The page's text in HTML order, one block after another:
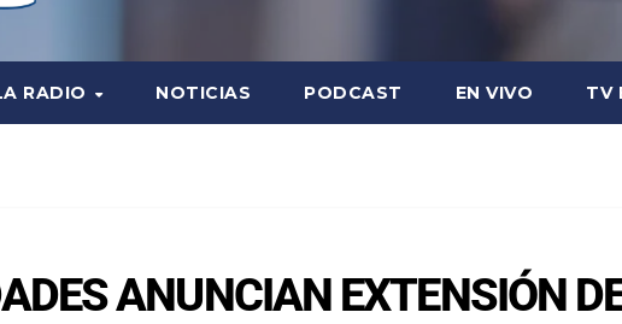
RADIO NOTICIAS PODCAST EN VIVO TV
ANUNCIAN EXTENSIÓN